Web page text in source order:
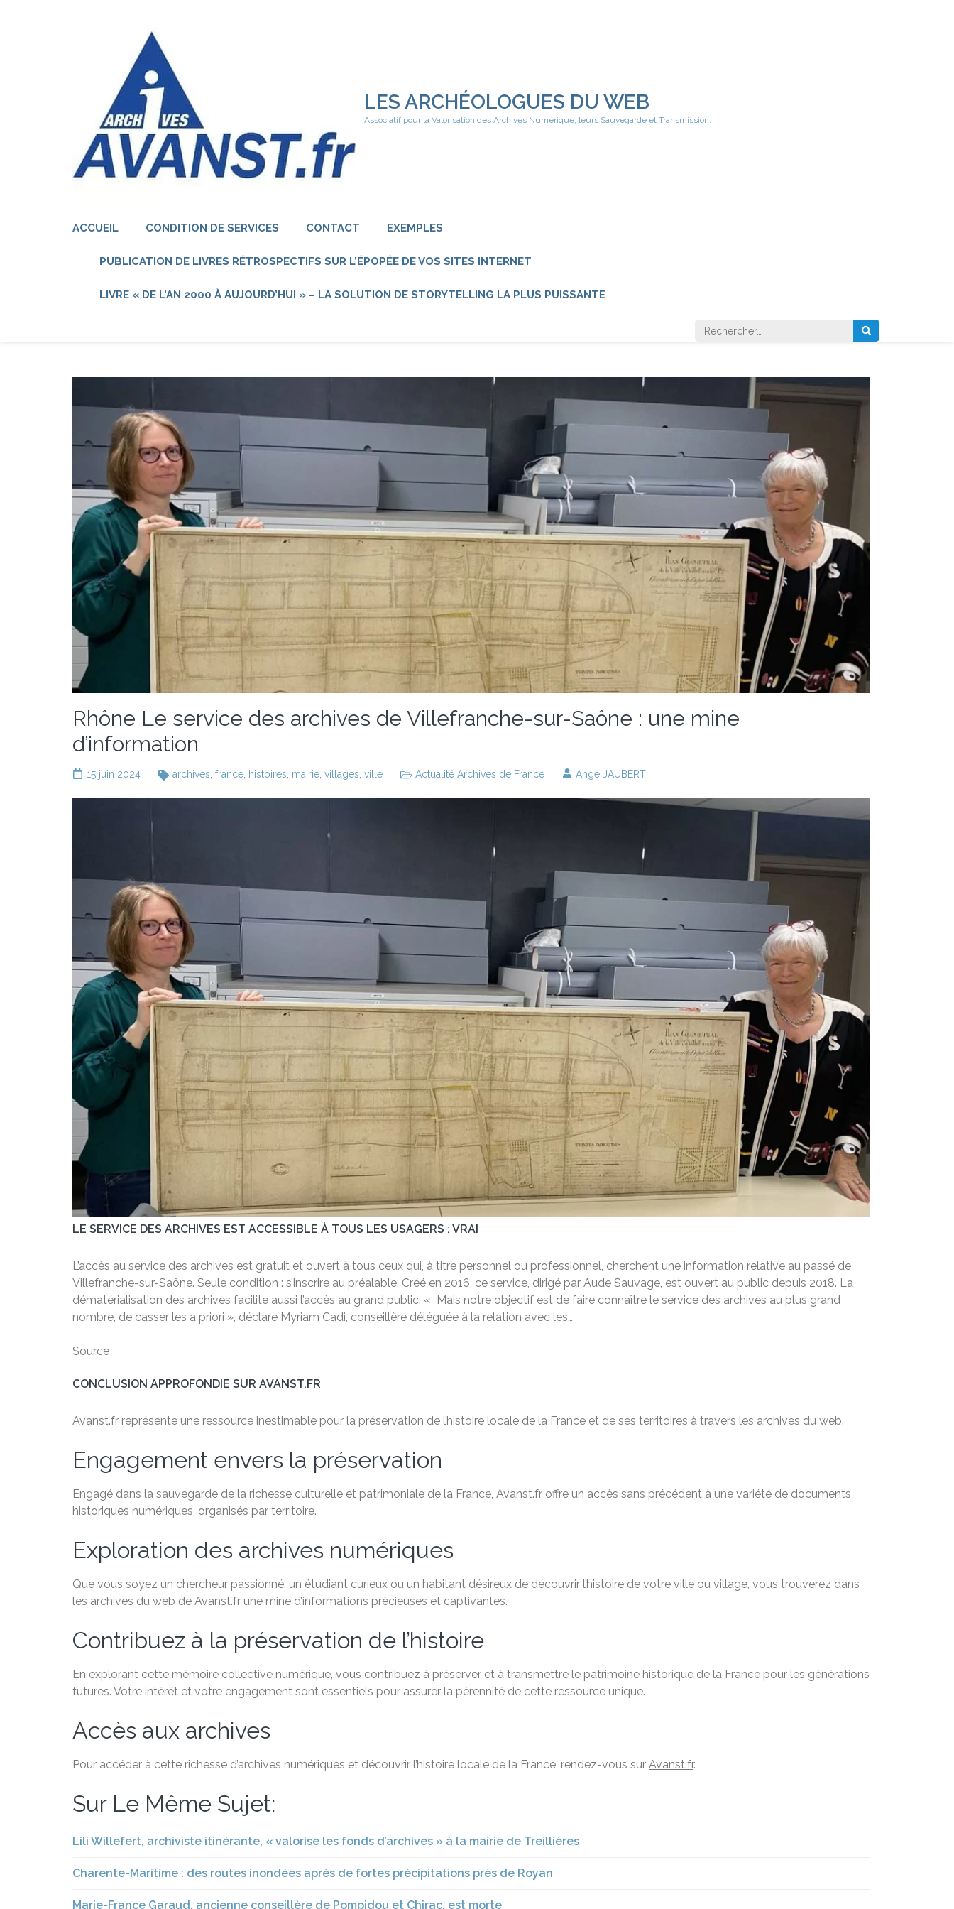
LES ARCHÉOLOGUES DU WEB
Associatif pour la Valorisation des Archives Numérique, leurs Sauvegarde et Transmission.
ACCUEIL CONDITION DE SERVICES CONTACT EXEMPLES
PUBLICATION DE LIVRES RÉTROSPECTIFS SUR L’ÉPOPÉE DE VOS SITES INTERNET
LIVRE « DE L’AN 2000 À AUJOURD’HUI » – LA SOLUTION DE STORYTELLING LA PLUS PUISSANTE
Rechercher :
Rhône Le service des archives de Villefranche-sur-Saône : une mine
d’information
15 juin 2024 archives, france, histoires, mairie, villages, ville Actualité Archives de France Ange JAUBERT
LE SERVICE DES ARCHIVES EST ACCESSIBLE À TOUS LES USAGERS : VRAI
L’accès au service des archives est gratuit et ouvert à tous ceux qui, à titre personnel ou professionnel, cherchent une information relative au passé de
Villefranche-sur-Saône. Seule condition : s’inscrire au préalable. Créé en 2016, ce service, dirigé par Aude Sauvage, est ouvert au public depuis 2018. La
dématérialisation des archives facilite aussi l’accès au grand public. « Mais notre objectif est de faire connaître le service des archives au plus grand
nombre, de casser les a priori », déclare Myriam Cadi, conseillère déléguée à la relation avec les…
Source
CONCLUSION APPROFONDIE SUR AVANST.FR
Avanst.fr représente une ressource inestimable pour la préservation de l’histoire locale de la France et de ses territoires à travers les archives du web.
Engagement envers la préservation
Engagé dans la sauvegarde de la richesse culturelle et patrimoniale de la France, Avanst.fr offre un accès sans précédent à une variété de documents
historiques numériques, organisés par territoire.
Exploration des archives numériques
Que vous soyez un chercheur passionné, un étudiant curieux ou un habitant désireux de découvrir l’histoire de votre ville ou village, vous trouverez dans
les archives du web de Avanst.fr une mine d’informations précieuses et captivantes.
Contribuez à la préservation de l’histoire
En explorant cette mémoire collective numérique, vous contribuez à préserver et à transmettre le patrimoine historique de la France pour les générations
futures. Votre intérêt et votre engagement sont essentiels pour assurer la pérennité de cette ressource unique.
Accès aux archives
Pour accéder à cette richesse d’archives numériques et découvrir l’histoire locale de la France, rendez-vous sur Avanst.fr.
Sur Le Même Sujet:
Lili Willefert, archiviste itinérante, « valorise les fonds d’archives » à la mairie de Treillières
Charente-Maritime : des routes inondées après de fortes précipitations près de Royan
Marie-France Garaud, ancienne conseillère de Pompidou et Chirac, est morte